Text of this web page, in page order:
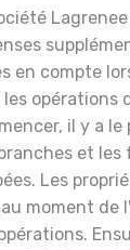
en compte
les opérations
il y a
et
Les
moment de